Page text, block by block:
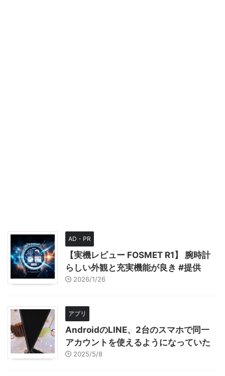
AD・PR
【実機レビュー FOSMET R1】 腕時計
らしい外観と充実機能が良き #提供
2026/1/26
アプリ
AndroidのLINE、2台のスマホで同一
アカウントを使えるようになっていた
2025/5/8